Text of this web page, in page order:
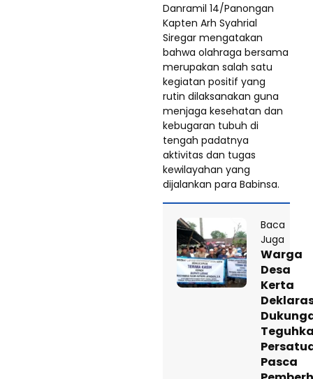
Danramil 14/Panongan
Kapten Arh Syahrial
Siregar mengatakan
bahwa olahraga bersama
merupakan salah satu
kegiatan positif yang
rutin dilaksanakan guna
menjaga kesehatan dan
kebugaran tubuh di
tengah padatnya
aktivitas dan tugas
kewilayahan yang
dijalankan para Babinsa.
Baca
Juga
Warga
Desa
Kerta
Pasca